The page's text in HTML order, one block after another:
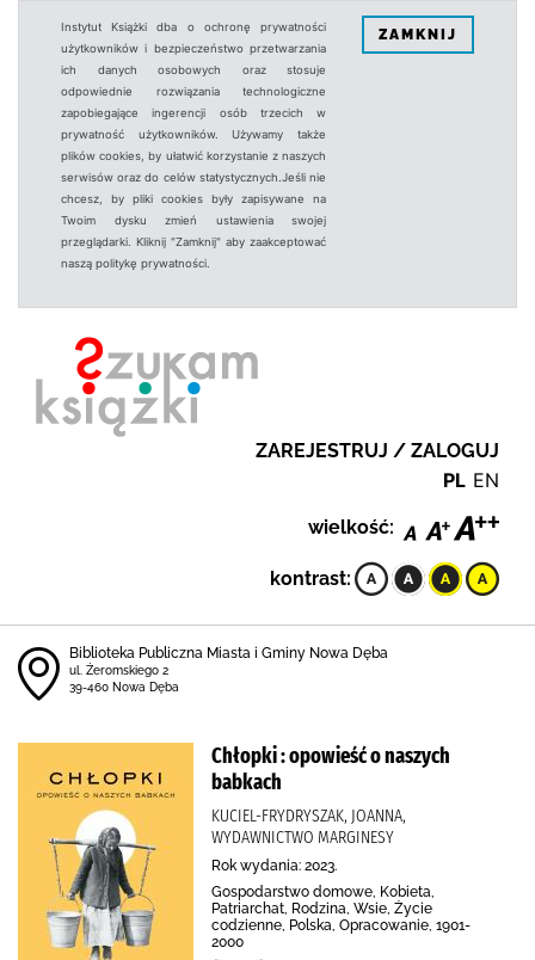
Instytut Książki dba o ochronę prywatności
użytkowników i bezpieczeństwo przetwarzania
ich danych osobowych oraz stosuje
odpowiednie rozwiązania technologiczne
zapobiegające ingerencji osób trzecich w
prywatność użytkowników. Używamy także
plików cookies, by ułatwić korzystanie z naszych
serwisów oraz do celów statystycznych.Jeśli nie
chcesz, by pliki cookies były zapisywane na
Twoim dysku zmień ustawienia swojej
przeglądarki. Kliknij "Zamknij" aby zaakceptować
naszą politykę prywatności.
ZAMKNIJ
ZAREJESTRUJ / ZALOGUJ
PL EN
wielkość:
kontrast:
Biblioteka Publiczna Miasta i Gminy Nowa Dęba
ul. Żeromskiego 2
39-460 Nowa Dęba
Chłopki : opowieść o naszych
babkach
KUCIEL-FRYDRYSZAK, JOANNA,
WYDAWNICTWO MARGINESY
Rok wydania: 2023.
Gospodarstwo domowe, Kobieta,
Patriarchat, Rodzina, Wsie, Życie
codzienne, Polska, Opracowanie, 1901-
2000